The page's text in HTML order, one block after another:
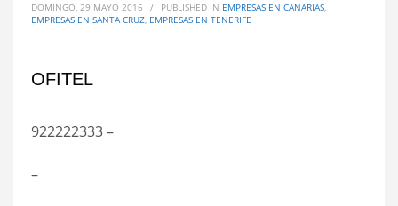
DOMINGO, 29 MAYO 2016 / PUBLISHED IN EMPRESAS EN CANARIAS,
EMPRESAS EN SANTA CRUZ, EMPRESAS EN TENERIFE
OFITEL
922222333 –
–